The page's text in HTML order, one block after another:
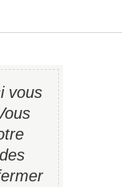
vous